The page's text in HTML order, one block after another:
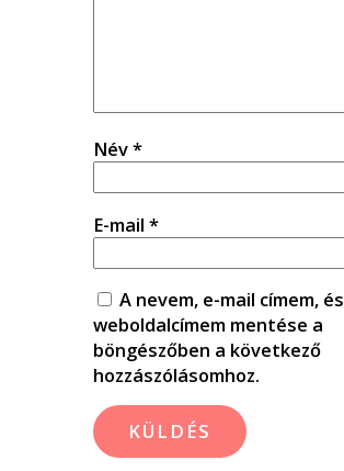
Név*
E-mail *
A nevem, e-mail címem, és
weboldalcímem mentése a
böngészőben a következő
hozzászólásomhoz.